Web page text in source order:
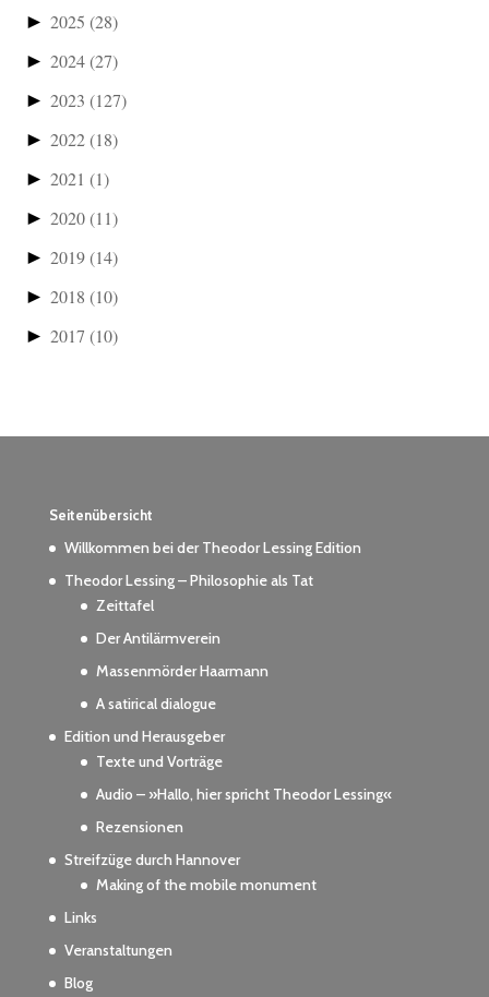
► 2025(28)
► 2024(27)
► 2023(127)
► 2022(18)
► 2021(1)
► 2020(11)
► 2019(14)
► 2018(10)
► 2017(10)
Seitenübersicht
Willkommen bei der Theodor Lessing Edition
Theodor Lessing – Philosophie als Tat
Zeittafel
Der Antilärmverein
Massenmörder Haarmann
A satirical dialogue
Edition und Herausgeber
Texte und Vorträge
Audio – »Hallo, hier spricht Theodor Lessing«
Rezensionen
Streifzüge durch Hannover
Making of the mobile monument
Links
Veranstaltungen
Blog